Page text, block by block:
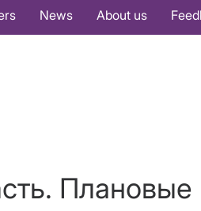
News About us
Плановые